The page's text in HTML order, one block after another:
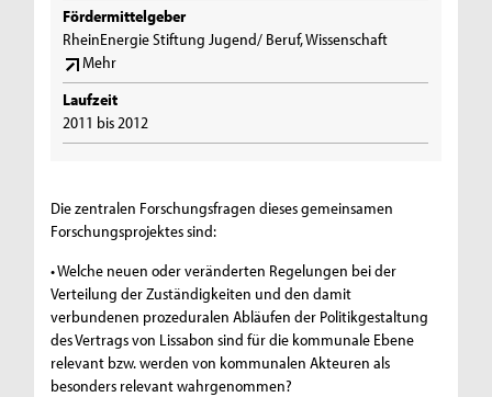
Fördermittelgeber
RheinEnergie Stiftung Jugend/ Beruf, Wissenschaft
Mehr
Laufzeit
2011 bis 2012
Die zentralen Forschungsfragen dieses gemeinsamen
Forschungsprojektes sind:
• Welche neuen oder veränderten Regelungen bei der
Verteilung der Zuständigkeiten und den damit
verbundenen prozeduralen Abläufen der Politikgestaltung
des Vertrags von Lissabon sind für die kommunale Ebene
relevant bzw. werden von kommunalen Akteuren als
besonders relevant wahrgenommen?